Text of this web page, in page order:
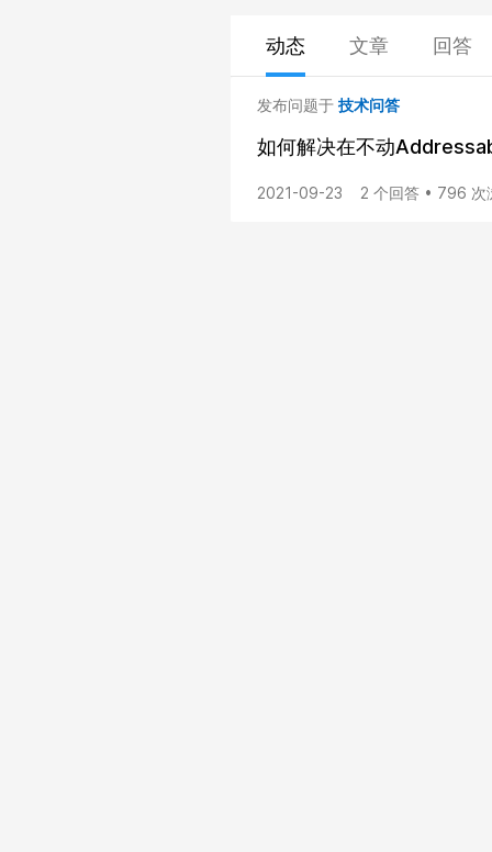
动态 文章 回答
发布问题于 技术问答
如何解决在不动
2021-09-23 2 个回答 • 796 次